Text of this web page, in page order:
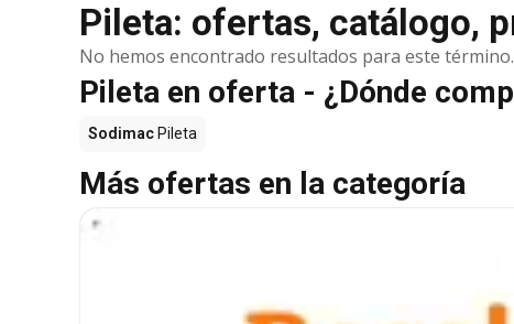
Pileta: ofertas, catálogo,
No hemos encontrado resultados para este término.
Pileta en oferta - ¿Dónde
Sodimac Pileta
Más ofertas en la categoría